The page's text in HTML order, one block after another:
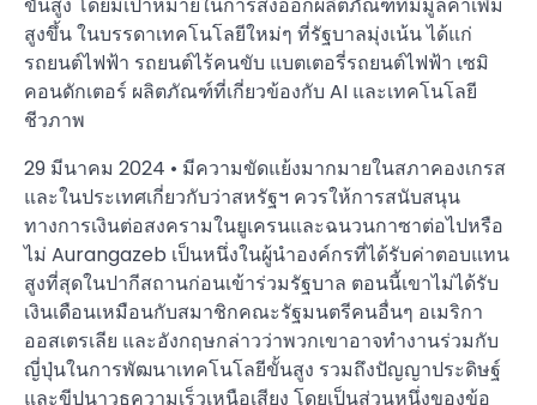
สูงขึ้น ในบรรดาเทคโนโลยีใหม่ๆ ที่รัฐบาลมุ่งเน้น ได้แก่
รถยนต์ไฟฟ้า รถยนต์ไร้คนขับ แบตเตอรี่รถยนต์ไฟฟ้า เซมิ
คอนดักเตอร์ ผลิตภัณฑ์ที่เกี่ยวข้องกับ AI และเทคโนโลยี
ชีวภาพ
29 มีนาคม 2024 • มีความขัดแย้งมากมายในสภาคองเกรส
และในประเทศเกี่ยวกับว่าสหรัฐฯ ควรให้การสนับสนุน
ทางการเงินต่อสงครามในยูเครนและฉนวนกาซาต่อไปหรือ
ไม่ Aurangazeb เป็นหนึ่งในผู้นำองค์กรที่ได้รับค่าตอบแทน
สูงที่สุดในปากีสถานก่อนเข้าร่วมรัฐบาล ตอนนี้เขาไม่ได้รับ
เงินเดือนเหมือนกับสมาชิกคณะรัฐมนตรีคนอื่นๆ อเมริกา
ออสเตรเลีย และอังกฤษกล่าวว่าพวกเขาอาจทำงานร่วมกับ
ญี่ปุ่นในการพัฒนาเทคโนโลยีขั้นสูง รวมถึงปัญญาประดิษฐ์
และขีปนาวุธความเร็วเหนือเสียง โดยเป็นส่วนหนึ่งของข้อ